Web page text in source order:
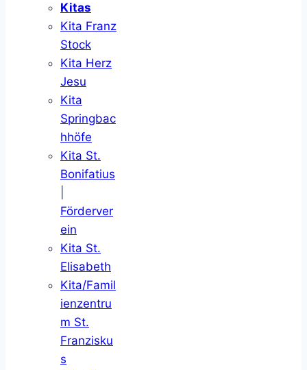
Kitas
Kita Franz
Stock
Kita Herz
Jesu
Kita
Springbac
hhöfe
Kita St.
Bonifatius
Förderver
ein
Kita St.
Elisabeth
Kita/Famil
ienzentru
m St.
Franzisku
s